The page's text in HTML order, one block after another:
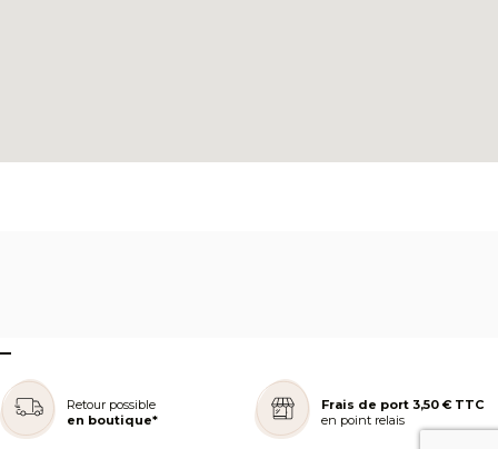
–
Retour possible
en boutique*
Frais de port 3,50 € TTC
en point relais